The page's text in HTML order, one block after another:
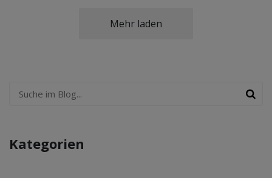
Mehr laden
Kategorien